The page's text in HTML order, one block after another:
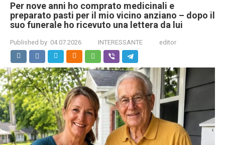
Per nove anni ho comprato medicinali e
preparato pasti per il mio vicino anziano – dopo il
suo funerale ho ricevuto una lettera da lui
Published by: 04.07.2026 INTERESSANTE editor